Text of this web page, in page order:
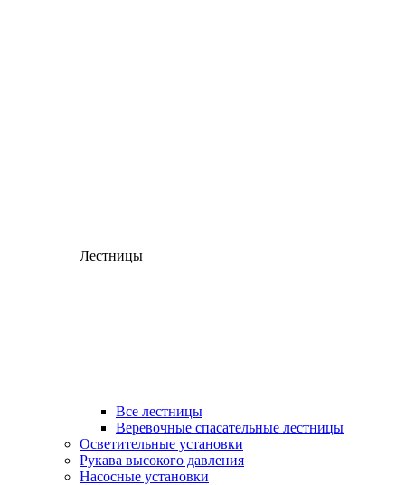
Лестницы
Все лестницы
Веревочные спасательные лестницы
Осветительные установки
Рукава высокого давления
Насосные установки